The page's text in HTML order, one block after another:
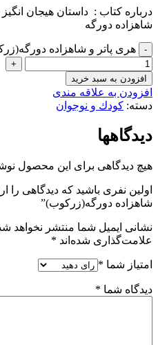
درباره كتاب : داستان هيجان انگيز
شاهزاده دورگه
هری پاتر و شاهزاده
افزودن به سبد خرید
افزودن به علاقه مندی
دسته: کودك و نوجوان
دیدگاهها
هیچ دیدگاهی برای این محصول
اولین نفری باشید که دیدگاهی را
شاهزاده دورگه(زرکوب)”
نشانی ایمیل شما منتشر نخواهد
علامت‌گذاری شده‌اند *
امتیاز شما *
دیدگاه شما *